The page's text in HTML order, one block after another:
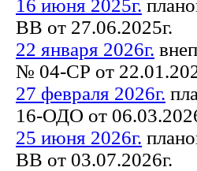
16 июня 2025г.
ВВ от 27.06.2025г.
22 января 2026г.
№ 04-СР от
27 февраля 2026г.
16-ОДО от
25 июня 2026г.
ВВ от 03.07.2026г.